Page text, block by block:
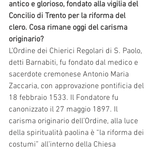
antico e glorioso, fondato alla vigilia del
Concilio di Trento per la riforma del
clero. Cosa rimane oggi del carisma
originario?
L’Ordine dei Chierici Regolari di S. Paolo,
detti Barnabiti, fu fondato dal medico e
sacerdote cremonese Antonio Maria
Zaccaria, con approvazione pontificia del
18 febbraio 1533. Il Fondatore fu
canonizzato il 27 maggio 1897. Il
carisma originario dell’Ordine, alla luce
della spiritualità paolina è “la riforma dei
costumi” all’interno della Chiesa